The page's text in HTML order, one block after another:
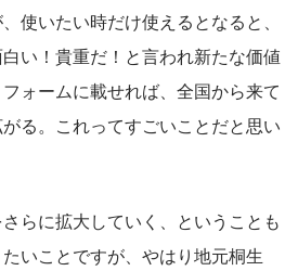
使いたい時だけ使えるとなると、
い！貴重だ！と言われ新たな価値
ォームに載せれば、全国から来て
る。これってすごいことだと思い
らに拡大していく、ということも
いことですが、やはり地元桐生